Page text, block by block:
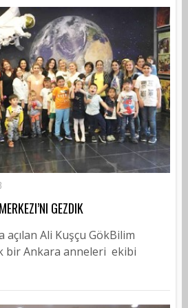
GEZDIK
açılan Ali Kuşçu GökBilim
bir Ankara anneleri ekibi